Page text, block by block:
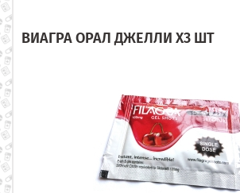
ВИАГРА ОРАЛ ДЖЕЛЛИ X3 ШТ